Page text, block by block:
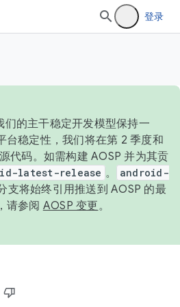
登录
们的主干稳定开发模型保持一
台稳定性，我们将在第 2 季度和
代码。如需构建 AOSP 并为其贡
latest-release 。
android-
支将始终引用推送到 AOSP 的最
请参阅 AOSP 变更。